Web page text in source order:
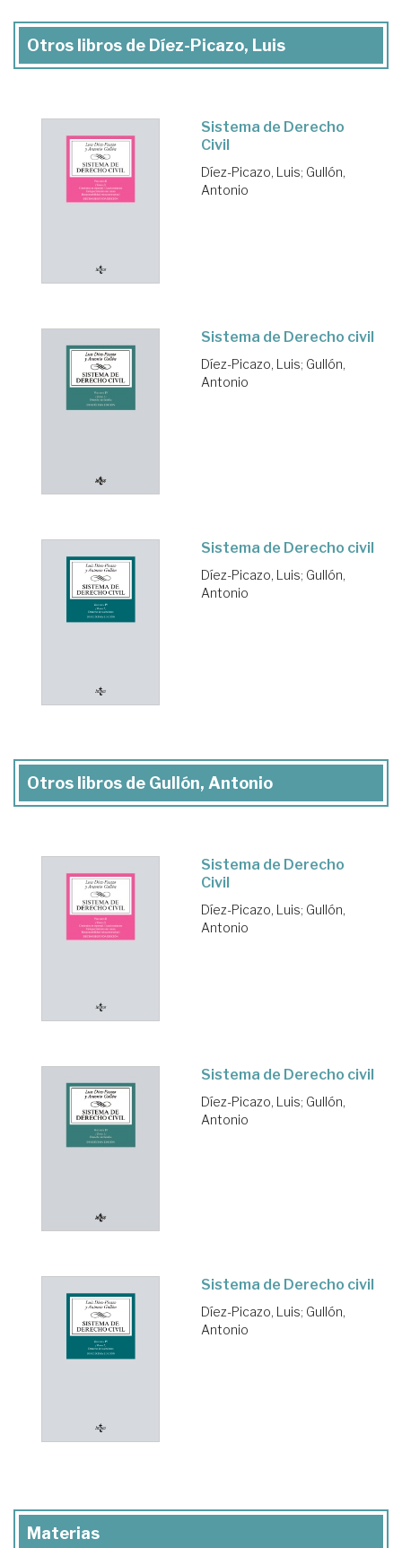
Otros libros de Díez-Picazo, Luis
Sistema de Derecho
Civil
Díez-Picazo, Luis; Gullón,
Antonio
Sistema de Derecho civil
Díez-Picazo, Luis; Gullón,
Antonio
Sistema de Derecho civil
Díez-Picazo, Luis; Gullón,
Antonio
Otros libros de Gullón, Antonio
Sistema de Derecho
Civil
Díez-Picazo, Luis; Gullón,
Antonio
Sistema de Derecho civil
Díez-Picazo, Luis; Gullón,
Antonio
Sistema de Derecho civil
Díez-Picazo, Luis; Gullón,
Antonio
Materias